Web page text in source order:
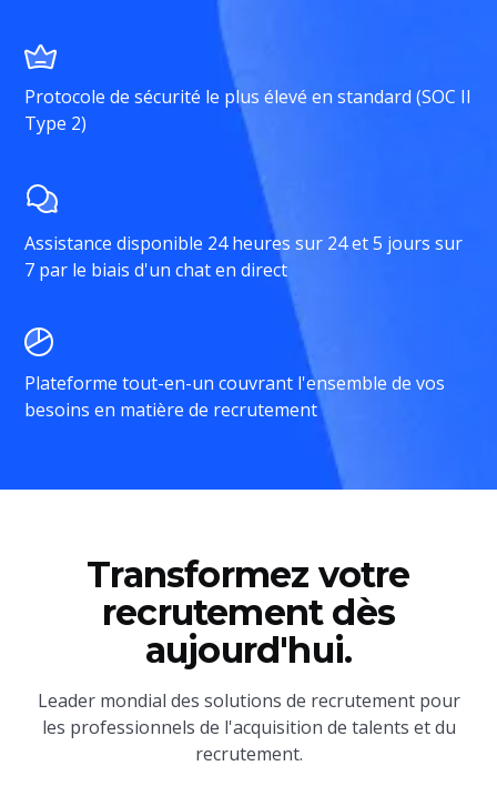
Protocole de sécurité le plus élevé en standard (SOC II
Type 2)
Assistance disponible 24 heures sur 24 et 5 jours sur
7 par le biais d'un chat en direct
Plateforme tout-en-un couvrant l'ensemble de vos
besoins en matière de recrutement
Transformez votre
recrutement dès
aujourd'hui.
Leader mondial des solutions de recrutement pour
les professionnels de l'acquisition de talents et du
recrutement.